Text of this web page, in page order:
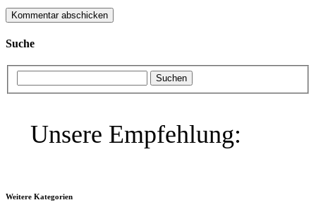
Suche
Unsere Empfehlung:
Weitere Kategorien